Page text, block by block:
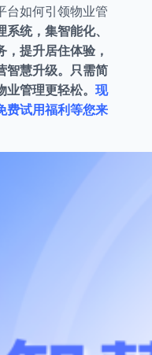
台如何引领物业管
统，集智能化、
提升居住体验，
智慧升级。只需简
管理更轻松。 现
费试用福利等您来